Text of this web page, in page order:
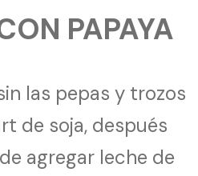
PAPAYA
las pepas y trozos
de soja, después
agregar leche de